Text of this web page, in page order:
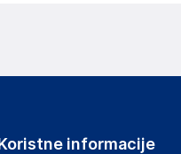
informacije